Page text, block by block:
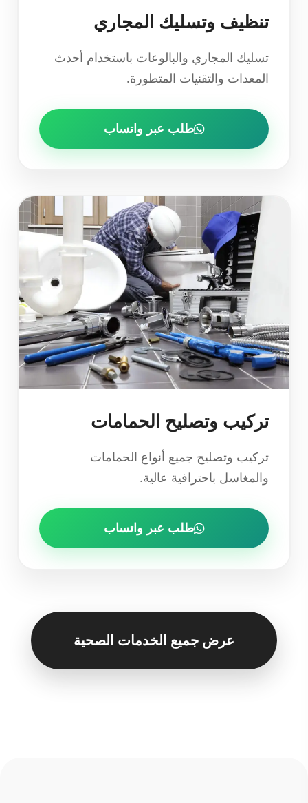
تنظيف وتسليك المجاري
تسليك المجاري والبالوعات باستخدام أحدث
المعدات والتقنيات المتطورة.
طلب عبر واتساب
تركيب وتصليح الحمامات
تركيب وتصليح جميع أنواع الحمامات
والمغاسل باحترافية عالية.
طلب عبر واتساب
عرض جميع الخدمات الصحية